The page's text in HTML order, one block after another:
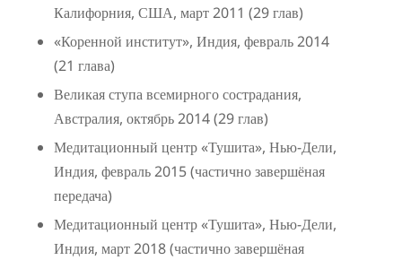
Калифорния, США, март 2011 (29 глав)
«Коренной институт», Индия, февраль 2014
(21 глава)
Великая ступа всемирного сострадания,
Австралия, октябрь 2014 (29 глав)
Медитационный центр «Тушита», Нью-Дели,
Индия, февраль 2015 (частично завершёная
передача)
Медитационный центр «Тушита», Нью-Дели,
Индия, март 2018 (частично завершёная